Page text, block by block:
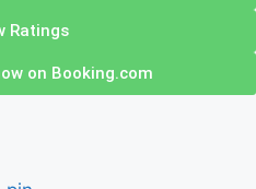
Ratings
on Booking.com